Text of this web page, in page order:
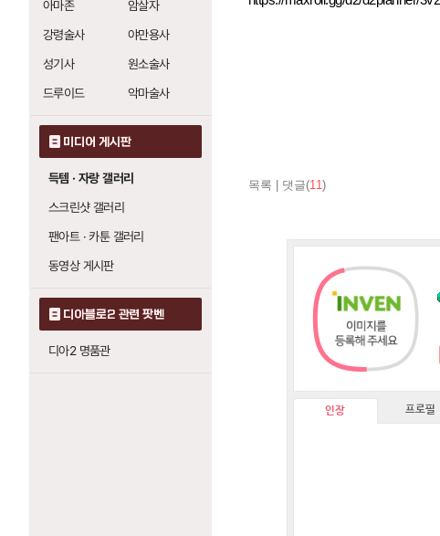
아마존
암살자
강령술사
야만용사
성기사
원소술사
드루이드
악마술사
미디어 게시판
득템 · 자랑 갤러리
스크린샷 갤러리
팬아트 · 카툰 갤러리
동영상 게시판
디아블로2 관련 팟벤
디아2 명품관
목록 | 댓글(11)
인장 프로필